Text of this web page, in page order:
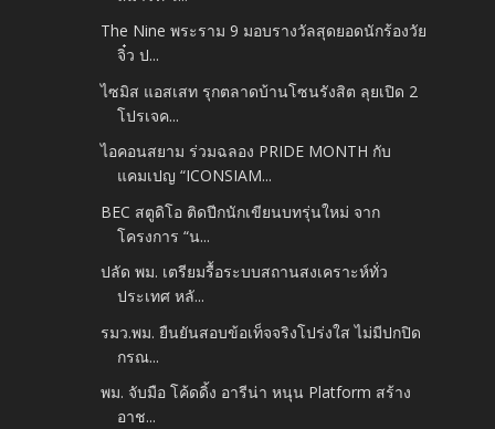
The Nine พระราม 9 มอบรางวัลสุดยอดนักร้องวัย
จิ๋ว ป...
ไซมิส แอสเสท รุกตลาดบ้านโซนรังสิต ลุยเปิด 2
โปรเจค...
ไอคอนสยาม ร่วมฉลอง PRIDE MONTH กับ
แคมเปญ “ICONSIAM...
BEC สตูดิโอ ติดปีกนักเขียนบทรุ่นใหม่ จาก
โครงการ “น...
ปลัด พม. เตรียมรื้อระบบสถานสงเคราะห์ทั่ว
ประเทศ หลั...
รมว.พม. ยืนยันสอบข้อเท็จจริงโปร่งใส ไม่มีปกปิด
กรณ...
พม. จับมือ โค้ดดิ้ง อารีน่า หนุน Platform สร้าง
อาช...